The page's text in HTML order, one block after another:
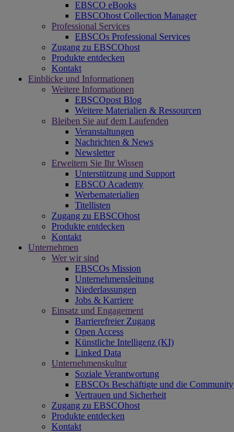
EBSCO eBooks
EBSCOhost Collection Manager
Professional Services
EBSCOs Professional Services
Zugang zu EBSCOhost
Produkte entdecken
Kontakt
Einblicke und Informationen
Weitere Informationen
EBSCOpost Blog
Weitere Materialien & Ressourcen
Bleiben Sie auf dem Laufenden
Veranstaltungen
Nachrichten & News
Newsletter
Erweitern Sie Ihr Wissen
Unterstützung und Support
EBSCO Academy
Werbematerialien
Titellisten
Zugang zu EBSCOhost
Produkte entdecken
Kontakt
Unternehmen
Wer wir sind
EBSCOs Mission
Unternehmensleitung
Niederlassungen
Jobs & Karriere
Einsatz und Engagement
Barrierefreier Zugang
Open Access
Künstliche Intelligenz (KI)
Linked Data
Unternehmenskultur
Soziale Verantwortung
EBSCOs Beschäftigte und die Community
Vertrauen und Sicherheit
Zugang zu EBSCOhost
Produkte entdecken
Kontakt